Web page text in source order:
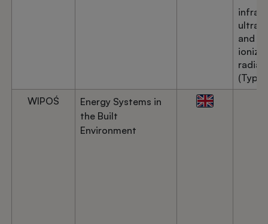
and
(Type
WIPOŚ
Energy Systems in
the Built
Environment